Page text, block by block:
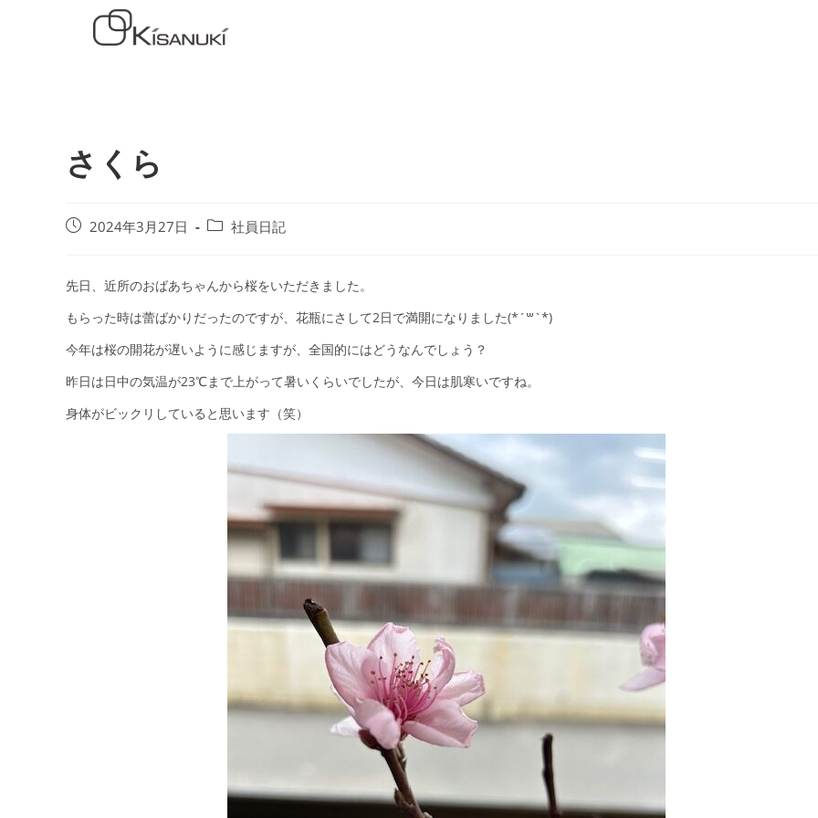
さくら
2024年3月27日 社員日記
先日、近所のおばあちゃんから桜をいただきました。
もらった時は蕾ばかりだったのですが、花瓶にさして2日で満開になりました(*´꒳`*)
今年は桜の開花が遅いように感じますが、全国的にはどうなんでしょう？
昨日は日中の気温が23℃まで上がって暑いくらいでしたが、今日は肌寒いですね。
身体がビックリしていると思います（笑）